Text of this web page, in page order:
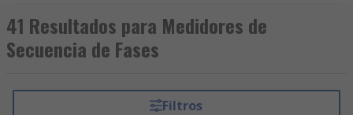
maquinaria motorizada con fuentes trifásicas.
Estos comprobadores proporcionan una
indicación LED de giro a la derecha y a la
de fase en motores, bombas y unidades de aire
41 Resultados para Medidores de
Secuencia de Fases
Filtros